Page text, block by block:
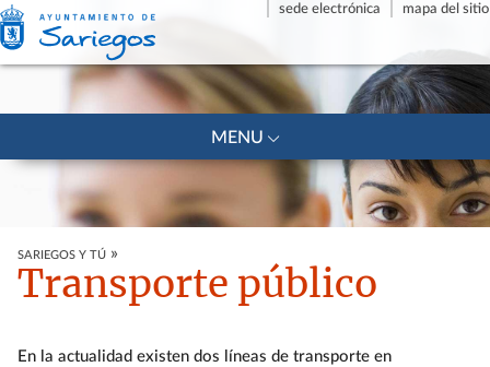
sede electrónica mapa del sitio
MENU +
SARIEGOS Y TÚ »
Transporte público
En la actualidad existen dos líneas de transporte en